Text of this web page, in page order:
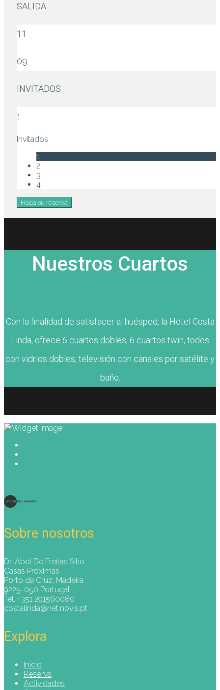
SALIDA
11
09
INVITADOS
1
Invitados
1
2
3
4
Nuestros Cuartos
Con la finalidad de satisfacer al huésped, la Hotel Costa
Linda, ofrece 6 cuartos dobles, 6 cuartos twin, todos
con vidrios dobles, televisión con canales por satélite y
baño.
Sobre nosotros
Dr. Abel De Freitas Sitio
Casas Proximas
Porto da Cruz, Madeira
9225-050 Portugal
Tel. +351 291560080
costalinda@net.novis.pt
Explora
Inicio
Reserva
Actividades